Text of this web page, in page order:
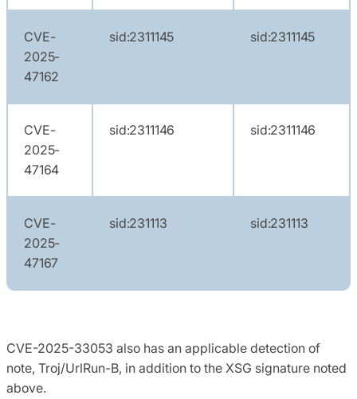
CVE-
2025-
47162
sid:2311145 sid:2311145
CVE-
2025-
47164
sid:2311146 sid:2311146
CVE-
2025-
47167
sid:231113 sid:231113
CVE-2025-33053 also has an applicable detection of
note, Troj/UrlRun-B, in addition to the XSG signature noted
above.